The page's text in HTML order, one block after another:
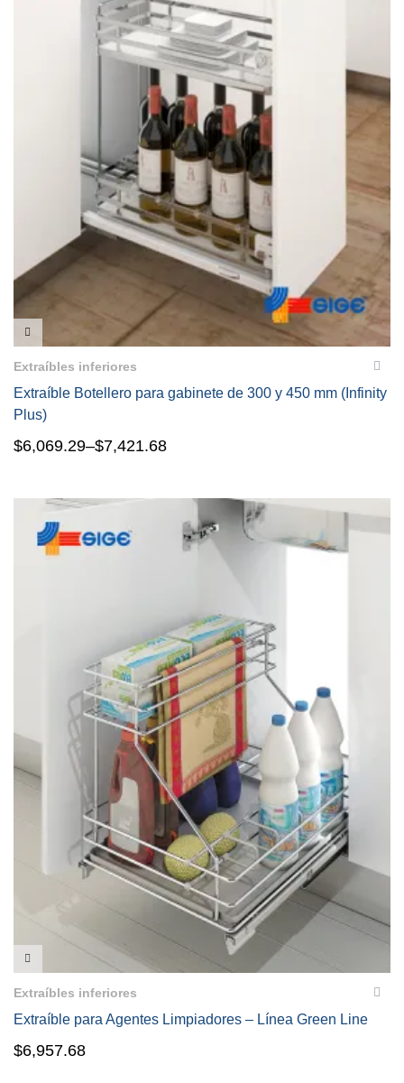
Extraíbles inferiores
Extraíble Botellero para gabinete de 300 y 450 mm (Infinity
Plus)
$6,069.29–$7,421.68
VISTA RÁPIDA
Extraíbles inferiores
Extraíble para Agentes Limpiadores – Línea Green Line
$6,957.68